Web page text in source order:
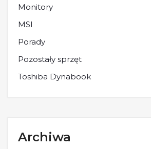
Monitory
MSI
Porady
Pozostały sprzęt
Toshiba Dynabook
Archiwa